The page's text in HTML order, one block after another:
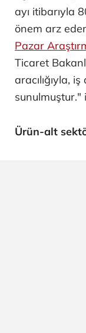
ayı itibarıyla
önem arz
Pazar
Ticaret
aracılığıyla,
sunulmuştur."
Ürün-alt